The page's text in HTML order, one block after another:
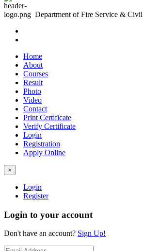
Department of Fire Service &
Home
About
Courses
Result
Photo
Video
Contact
Print Certificate
Verify Certificate
Login
Registration
Apply Online
×
Login
Register
Login to your account
Don't have an account? Sign Up!